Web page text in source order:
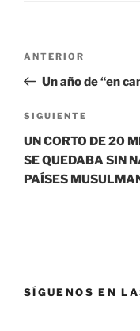
ANTERIOR
Un año de “en
SIGUIENTE
UN CORTO DE 20
SE QUEDABA SIN
PAÍSES
SÍGUENOS EN